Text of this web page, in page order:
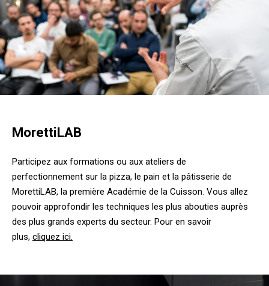
MorettiLAB
Participez aux formations ou aux ateliers de
perfectionnement sur la pizza, le pain et la pâtisserie de
MorettiLAB, la première Académie de la Cuisson. Vous allez
pouvoir approfondir les techniques les plus abouties auprès
des plus grands experts du secteur. Pour en savoir
plus, cliquez ici.